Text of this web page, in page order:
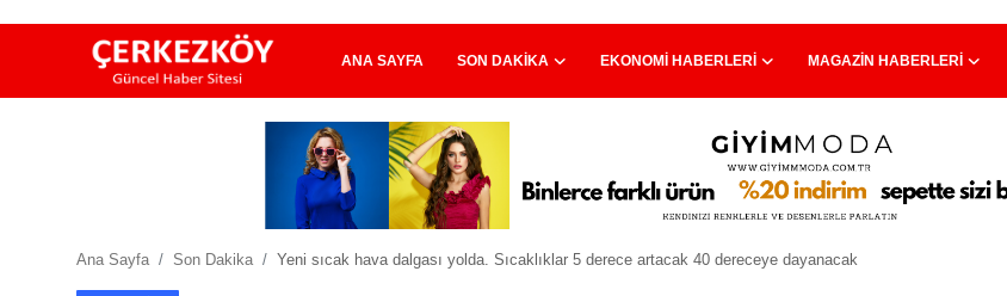
ANA SAYFA SON DAKIKA EKONOMI HABERLERI MAGAZIN HABERLERI
Ekonomi Haberleri
Ana Sayfa Son Dakika Yeni sıcak hava dalgası yolda. Sıcaklıklar 5 derece artacak 40 dereceye dayanacak